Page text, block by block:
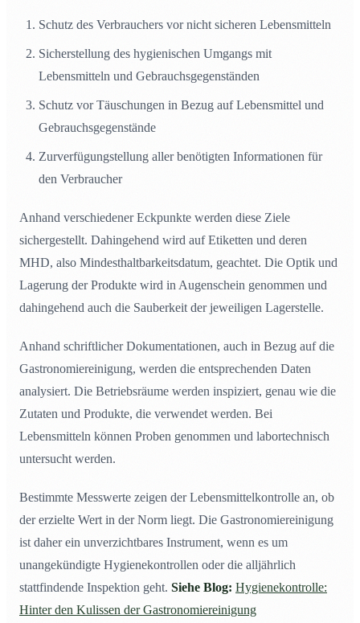
Schutz des Verbrauchers vor nicht sicheren Lebensmitteln
Sicherstellung des hygienischen Umgangs mit
Lebensmitteln und Gebrauchsgegenständen
Schutz vor Täuschungen in Bezug auf Lebensmittel und
Gebrauchsgegenstände
Zurverfügungstellung aller benötigten Informationen für
den Verbraucher
Anhand verschiedener Eckpunkte werden diese Ziele
sichergestellt. Dahingehend wird auf Etiketten und deren
MHD, also Mindesthaltbarkeitsdatum, geachtet. Die Optik und
Lagerung der Produkte wird in Augenschein genommen und
dahingehend auch die Sauberkeit der jeweiligen Lagerstelle.
Anhand schriftlicher Dokumentationen, auch in Bezug auf die
Gastronomiereinigung, werden die entsprechenden Daten
analysiert. Die Betriebsräume werden inspiziert, genau wie die
Zutaten und Produkte, die verwendet werden. Bei
Lebensmitteln können Proben genommen und labortechnisch
untersucht werden.
Bestimmte Messwerte zeigen der Lebensmittelkontrolle an, ob
der erzielte Wert in der Norm liegt. Die Gastronomiereinigung
ist daher ein unverzichtbares Instrument, wenn es um
unangekündigte Hygienekontrollen oder die alljährlich
stattfindende Inspektion geht. Siehe Blog: Hygienekontrolle:
Hinter den Kulissen der Gastronomiereinigung